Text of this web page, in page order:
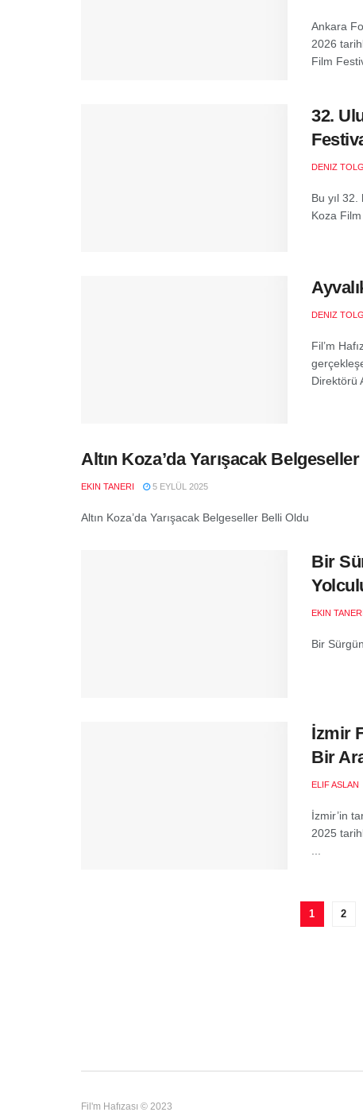
Ankara
2026
Film
32.
DENIZ
Bu yıl
Koza
DENIZ
Fil’m
Direktörü
Altın Koza’da Yarışacak
EKIN TANERI 5 EYLÜL 2025
Altın Koza’da Yarışacak Belgeseller Belli Oldu
Bir
EKIN TANERI
Bir
İzmir
Bir
ELIF ASLAN
İzmir’in
2025
1 2
Fil'm Hafızası © 2023